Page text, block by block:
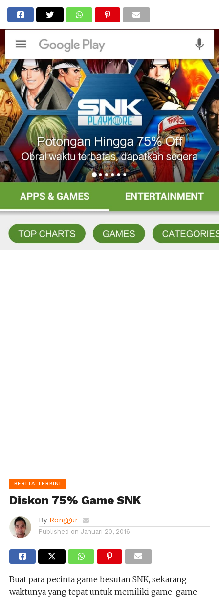
BERITA TERKINI
Diskon 75% Game SNK
By Ronggur
Published on Januari 20, 2016
Buat para pecinta game besutan SNK, sekarang
waktunya yang tepat untuk memiliki game-game